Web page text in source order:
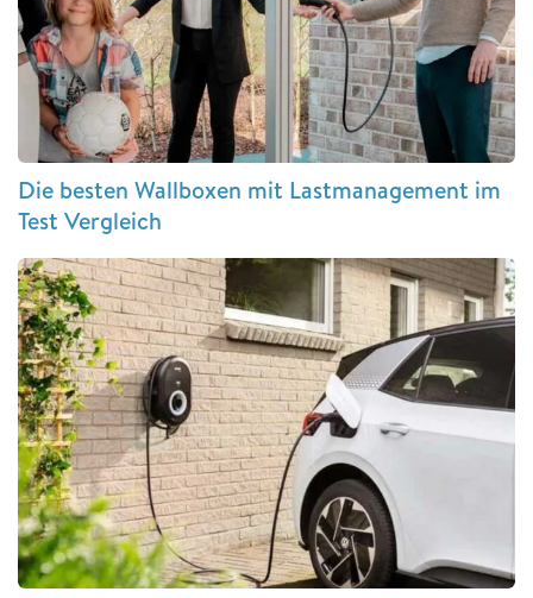
Die besten Wallboxen mit Lastmanagement im
Test Vergleich